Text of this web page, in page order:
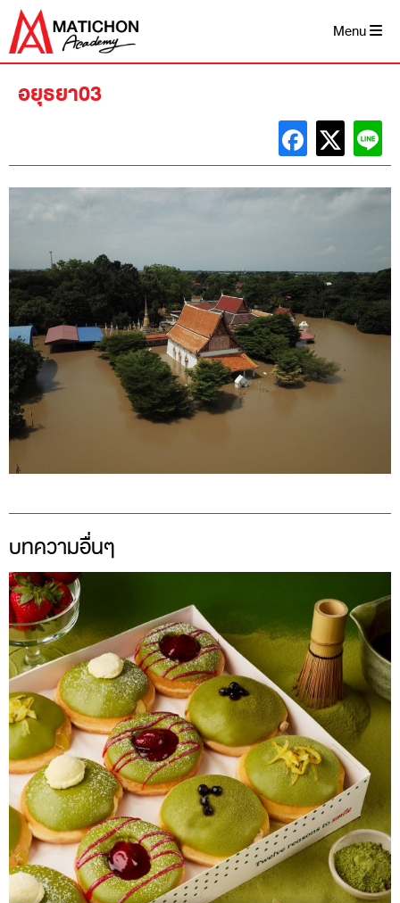
Skip
content
Menu
อยุธยา03
บทความอื่นๆ